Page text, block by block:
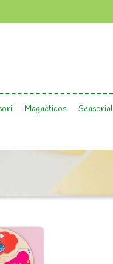
Magnéticos Sensorial